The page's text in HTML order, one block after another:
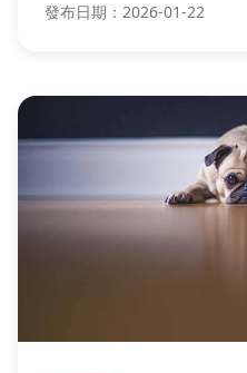
發布日期：2026-01-22